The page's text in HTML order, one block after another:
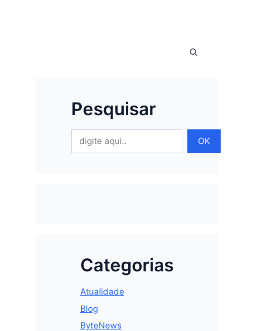
Pesquisar
Pesquisar
OK
Categorias
Atualidade
Blog
ByteNews